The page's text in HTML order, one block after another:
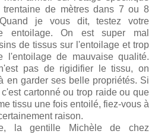
de mètres dans 7 ou 8
Quand je vous dit, testez votre
entoilage. On est super mal
de tissus sur l'entoilage et trop
l'entoilage de mauvaise qualité.
pas de rigidifier le tissu, on
en garder ses belle propriétés. Si
cartonné ou trop raide ou que
tissu une fois entoilé, fiez-vous à
raison.
la gentille Michèle de chez